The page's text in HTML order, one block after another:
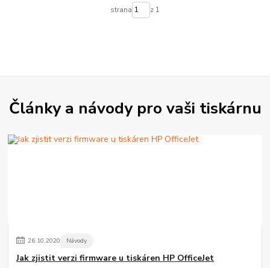
strana z 1
Články a návody pro vaši tiskárnu
26.10.2020 Návody
Jak zjistit verzi firmware u tiskáren HP OfficeJet